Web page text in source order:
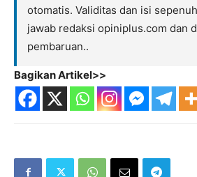
otomatis. Validitas dan isi
jawab redaksi opiniplus.com dan
pembaruan..
Bagikan Artikel>>